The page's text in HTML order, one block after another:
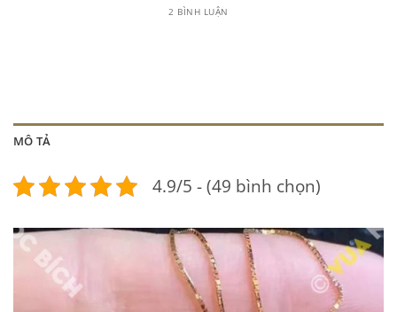
2 BÌNH LUẬN
MÔ TẢ
4.9/5 - (49 bình chọn)